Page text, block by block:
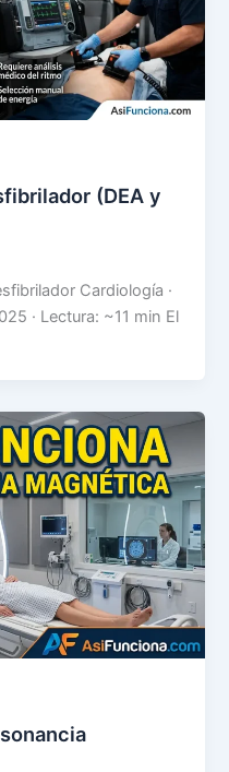
(DEA y
Cardiología ·
· Lectura: ~11 min El